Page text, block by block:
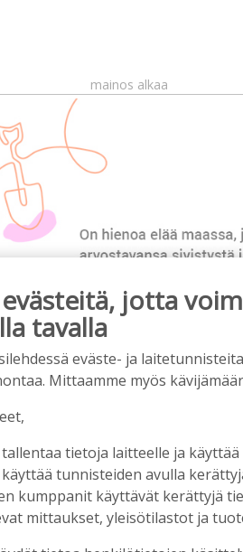
mainos alkaa
jotta
tavalla
eväste- ja
Mittaamme myös
tietoja laitteelle ja
tunnisteiden avulla
kumppanit käyttävät kerättyjä
mittaukset, yleisötilastot ja